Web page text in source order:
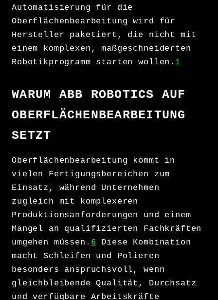
Automatisierung für die
Oberflächenbearbeitung wird für
Hersteller paketiert, die nicht mit
einem komplexen, maßgeschneiderten
Robotikprogramm starten wollen. 1
WARUM ABB ROBOTICS AUF
OBERFLÄCHENBEARBEITUNG
SETZT
Oberflächenbearbeitung kommt in
vielen Fertigungsbereichen zum
Einsatz, während Unternehmen
zugleich mit komplexeren
Produktionsanforderungen und einem
Mangel an qualifizierten Fachkräften
umgehen müssen. 6 Diese Kombination
macht Schleifen und Polieren
besonders anspruchsvoll, wenn
gleichbleibende Qualität, Durchsatz
und verfügbare Arbeitskräfte